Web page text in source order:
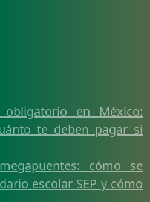
en México:
te deben pagar si
cómo se
escolar SEP y cómo